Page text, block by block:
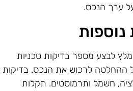
ערך הנכס.
נוספות
לבצע מספר בדיקות טכניות
ההחלטה לרכוש את הנכס. בדיקות
חשמל ותרמוסטים. תקלות